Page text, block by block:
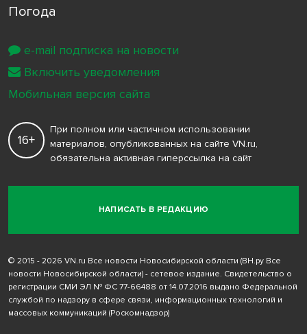
Погода
НАПИСАТЬ В РЕДАКЦИЮ
16+
При полном или частичном использовании
материалов, опубликованных на сайте VN.ru,
обязательна активная гиперссылка на сайт
© 2015 - 2026 VN.ru Все новости Новосибирской области (ВН.ру Все
новости Новосибирской области) - сетевое издание. Свидетельство о
регистрации СМИ ЭЛ № ФС 77-66488 от 14.07.2016 выдано Федеральной
службой по надзору в сфере связи, информационных технологий и
массовых коммуникаций (Роскомнадзор)
e-mail подписка на новости
Включить уведомления
Мобильная версия сайта